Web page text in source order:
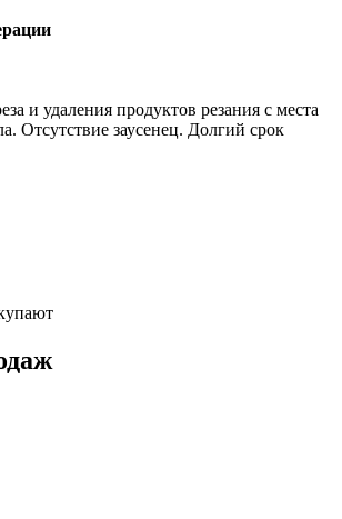
и удаления продуктов резания с места
Отсутствие заусенец. Долгий срок